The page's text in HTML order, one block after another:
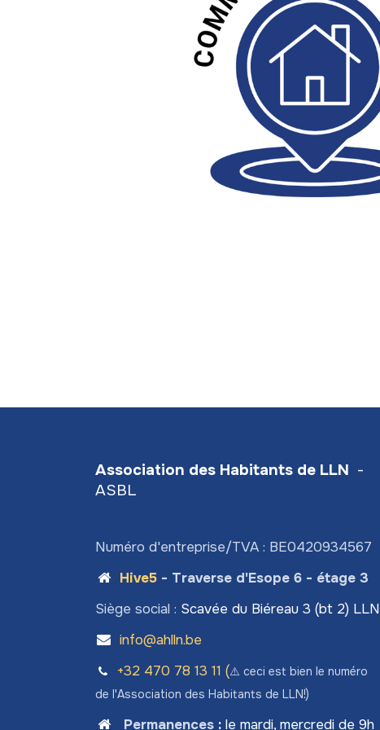
Association des Habitants de LLN -
ASBL
Numéro d'entreprise/TVA : BE0420934567
Hive5- Traverse d'Esope 6 - étage 3
Siège social : Scavée du Biéreau 3 (bt 2) LLN
info@ahlln.be
+32 470 78​ 13 11 (⚠️ ceci est bien le numéro
de l'Association des Habitants de LLN!)
Permanences: le mardi, mercredi de 9h